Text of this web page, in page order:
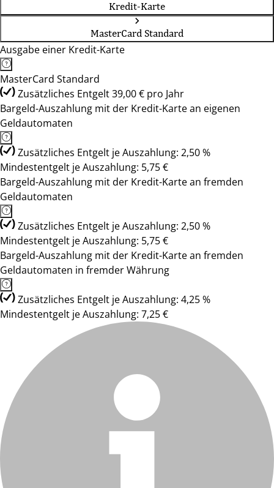
Kredit-Karte
MasterCard Standard
Ausgabe einer Kredit-Karte
MasterCard Standard
Zusätzliches Entgelt 39,00 € pro Jahr
Bargeld-Auszahlung mit der Kredit-Karte an eigenen
Geldautomaten
Zusätzliches Entgelt je Auszahlung: 2,50 %
Mindestentgelt je Auszahlung: 5,75 €
Bargeld-Auszahlung mit der Kredit-Karte an fremden
Geldautomaten
Zusätzliches Entgelt je Auszahlung: 2,50 %
Mindestentgelt je Auszahlung: 5,75 €
Bargeld-Auszahlung mit der Kredit-Karte an fremden
Geldautomaten in fremder Währung
Zusätzliches Entgelt je Auszahlung: 4,25 %
Mindestentgelt je Auszahlung: 7,25 €